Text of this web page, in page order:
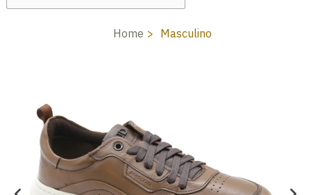
Home Masculino